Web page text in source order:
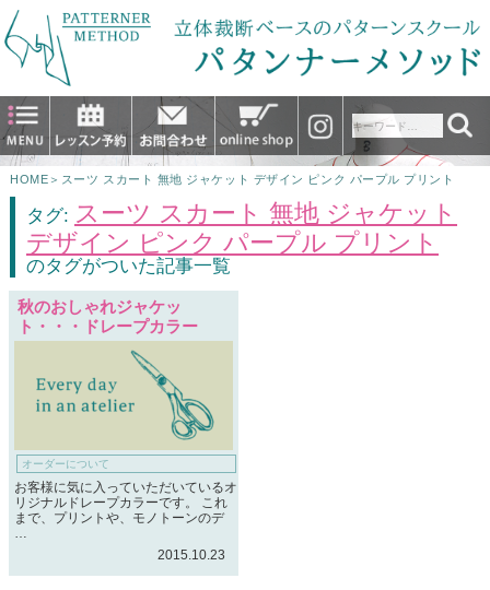
HOME ＞ スーツ スカート 無地 ジャケット デザイン ピンク パープル プリント
タグ: スーツ スカート 無地 ジャケット
デザイン ピンク パープル プリント
のタグがついた記事一覧
秋のおしゃれジャケッ
ト・・・ドレープカラー
オーダーについて
お客様に気に入っていただいているオ
リジナルドレープカラーです。 これ
まで、プリントや、モノトーンのデ
…
2015.10.23